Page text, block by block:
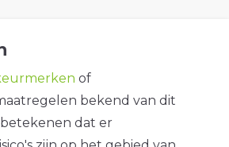
of
bekend van dit
dat er